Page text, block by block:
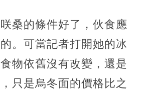
桑的條件好了，伙食應
。可當記者打開她的冰
物依舊沒有改變，還是
只是烏冬面的價格比之